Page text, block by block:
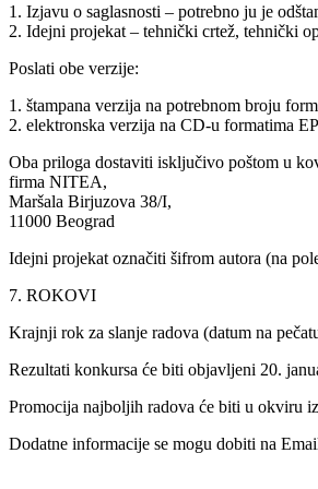
1. Izjavu o saglasnosti – potrebno ju je
2. Idejni projekat – tehnički crtež, tehnički
Poslati obe verzije:
1. štampana verzija na potrebnom broju
2. elektronska verzija na CD-u formatima
Oba priloga dostaviti isključivo poštom u
firma NITEA,
Maršala Birjuzova 38/I,
11000 Beograd
Idejni projekat označiti šifrom autora (na
7. ROKOVI
Krajnji rok za slanje radova (datum na
Rezultati konkursa će biti objavljeni 20.
Promocija najboljih radova će biti u okviru
Dodatne informacije se mogu dobiti na